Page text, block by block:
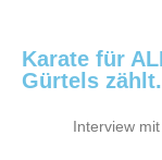
Karate für
Gürtels
Interview